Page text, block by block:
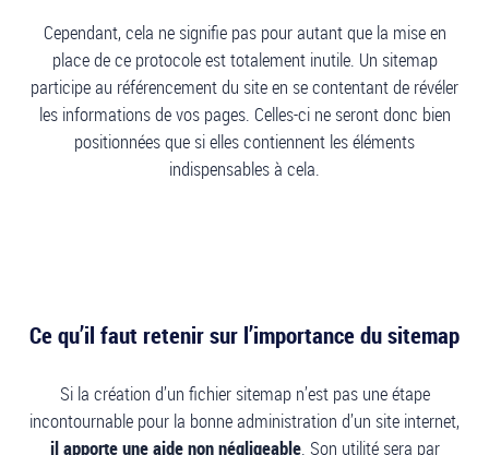
Cependant, cela ne signifie pas pour autant que la mise en
place de ce protocole est totalement inutile. Un sitemap
participe au référencement du site en se contentant de révéler
les informations de vos pages. Celles-ci ne seront donc bien
positionnées que si elles contiennent les éléments
indispensables à cela.
Ce qu’il faut retenir sur l’importance du sitemap
Si la création d’un fichier sitemap n’est pas une étape
incontournable pour la bonne administration d’un site internet,
il apporte une aide non négligeable. Son utilité sera par